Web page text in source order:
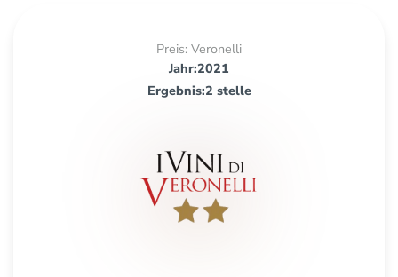
Preis: Veronelli
Jahr:2021
Ergebnis:2 stelle